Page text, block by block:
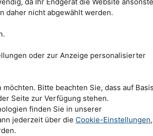
Deshalb werden
können die
die
durchzogen
zu sehen, weil
Physiker
Verkehrte
daher nicht abgewählt werden.
oder zur Anzeige personalisierter
Bitte beachten Sie, dass auf
Seite zur Verfügung stehen.
finden Sie in unserer
jederzeit über die Cookie-Einstellungen,